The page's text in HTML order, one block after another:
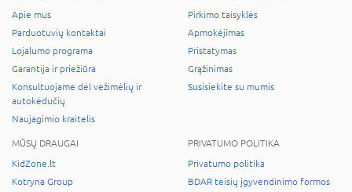
Apie mus
Parduotuvių kontaktai
Lojalumo programa
Garantija ir priežiūra
Konsultuojame dėl vežimėlių ir
autokėdučių
Naujagimio kraitelis
Pirkimo taisyklės
Apmokėjimas
Pristatymas
Grąžinimas
Susisiekite su mumis
MŪSŲ DRAUGAI
KidZone.lt
Kotryna Group
PRIVATUMO POLITIKA
Privatumo politika
BDAR teisių įgyvendinimo formos